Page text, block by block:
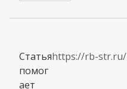
https://rb-str.ru/
Статья
помог
ает